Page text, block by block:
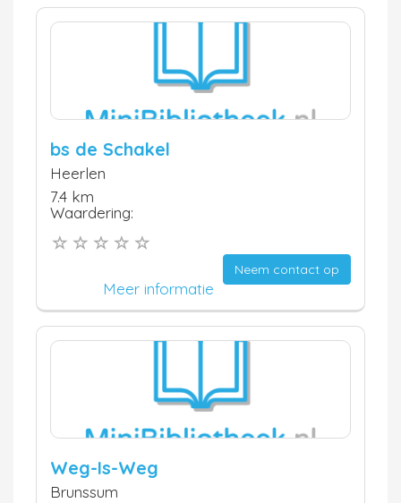
bs de Schakel
Heerlen
7.4 km
Waardering:
Neem contact op
Meer informatie
Weg-Is-Weg
Brunssum